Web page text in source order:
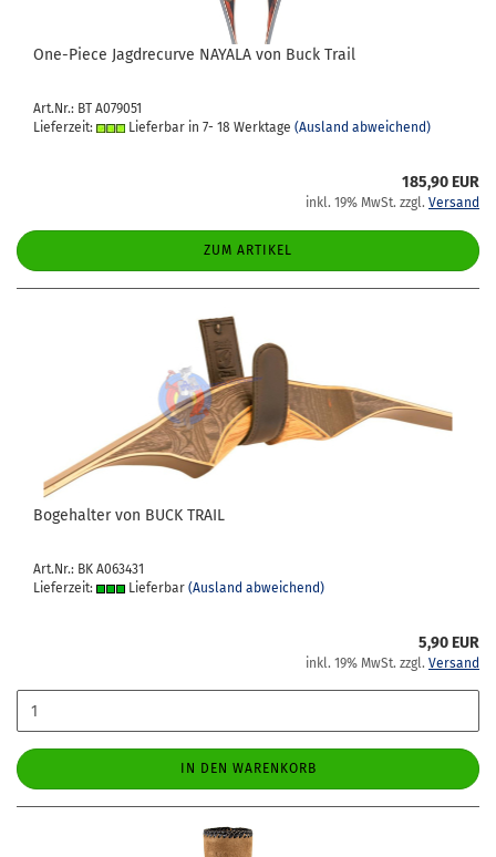
One-​Piece Jagd­re­cur­ve NA­YA­LA von Buck Trail
Art.Nr.: BT A079051
Lieferzeit:
Lieferbar in 7- 18 Werktage (Ausland abweichend)
185,90 EUR
inkl. 19% MwSt. zzgl. Versand
ZUM ARTIKEL
Bo­ge­hal­ter von BUCK TRAIL
Art.Nr.: BK A063431
Lieferzeit:
Lieferbar (Ausland abweichend)
5,90 EUR
inkl. 19% MwSt. zzgl. Versand
IN DEN WARENKORB